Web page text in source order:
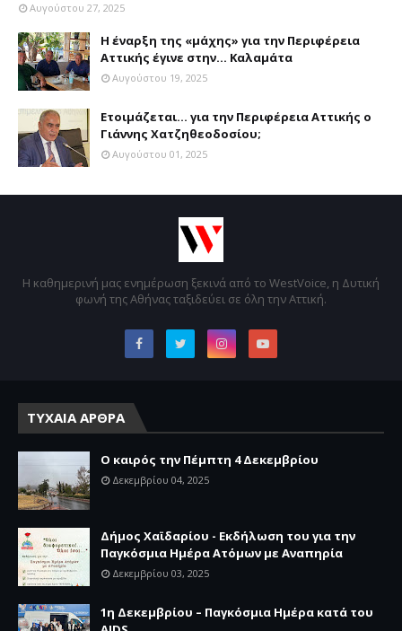
Αυγούστου 27, 2025
Η έναρξη της «μάχης» για την Περιφέρεια
Αττικής έγινε στην... Καλαμάτα
Αυγούστου 19, 2025
Ετοιμάζεται... για την Περιφέρεια Αττικής ο
Γιάννης Χατζηθεοδοσίου;
Αυγούστου 01, 2025
Η καθημερινή μας ενημέρωση ξεκινά από το WestVoice, η Δυτική
φωνή της Αθήνας ταξιδεύει σε όλη την Αττική.
ΤΥΧΑΙΑ ΑΡΘΡΑ
Ο καιρός την Πέμπτη 4 Δεκεμβρίου
Δεκεμβρίου 04, 2025
Δήμος Χαϊδαρίου - Εκδήλωση του για την
Παγκόσμια Ημέρα Ατόμων με Αναπηρία
Δεκεμβρίου 03, 2025
1η Δεκεμβρίου – Παγκόσμια Ημέρα κατά του